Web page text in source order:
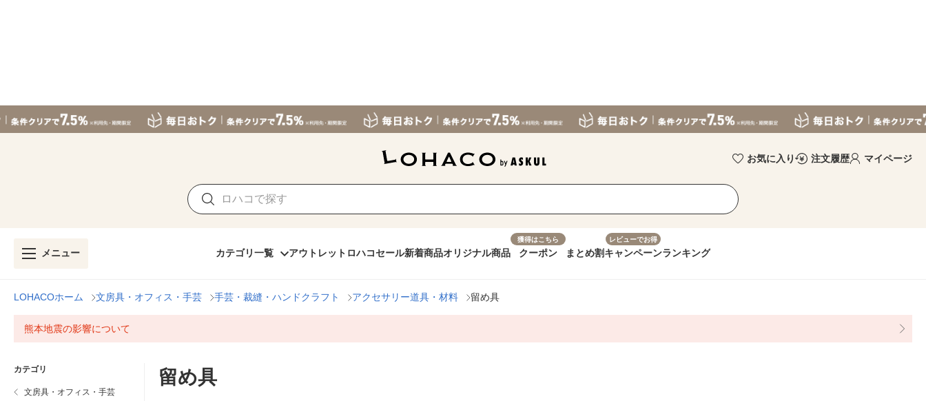
お気に入り 注文履歴 マイページ
メニュー カテゴリ一覧 アウトレット ロハコセール新着商品オリジナル商品
獲得はこちら
クーポン まとめ割
レビューでお得
キャンペーンランキング
LOHACOホーム 文房具・オフィス・手芸 手芸・裁縫・ハンドクラフト アクセサリー道具・材料 留め具
熊本地震の影響について
カテゴリ
文房具・オフィス・手芸
留め具